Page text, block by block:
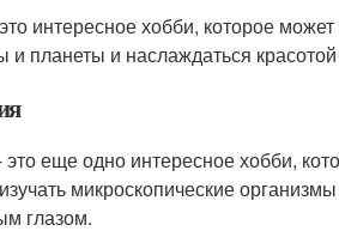
интересное хобби, которое
и планеты и наслаждаться
это еще одно интересное хобби,
микроскопические
глазом.